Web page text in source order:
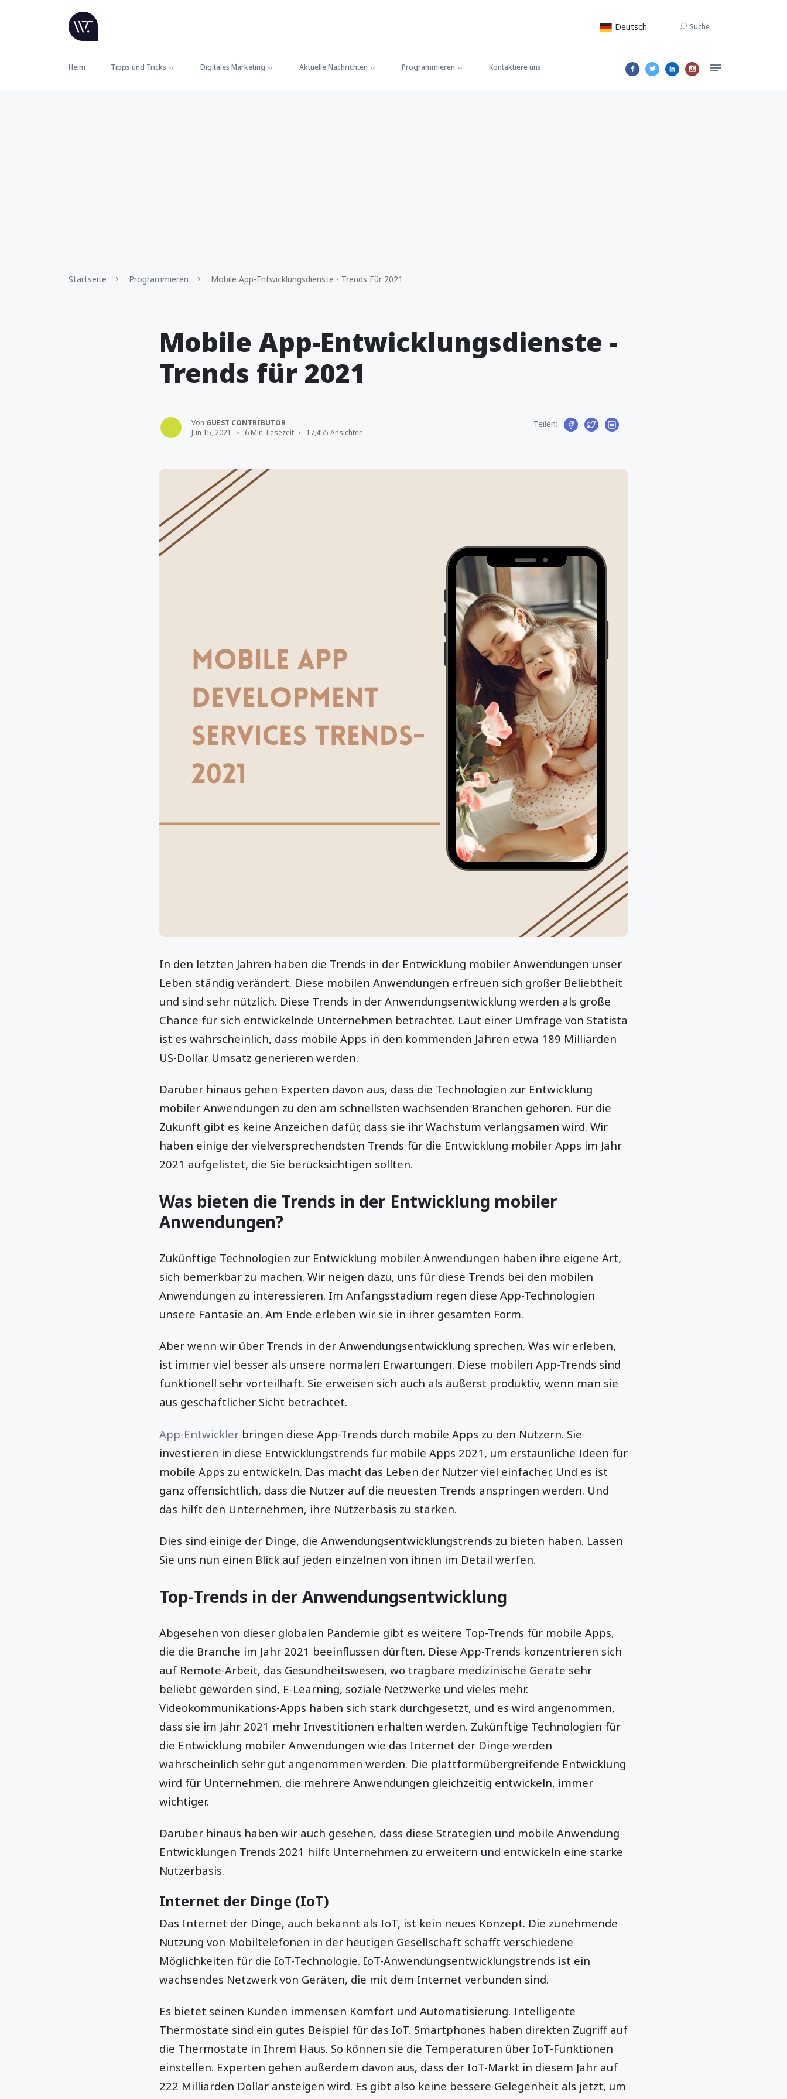
Deutsch Suche
Heim Tipps und Tricks Digitales Marketing Aktuelle Nachrichten Programmieren Kontaktiere uns
Startseite Programmieren Mobile App-Entwicklungsdienste - Trends Für 2021
Mobile App-Entwicklungsdienste -
Trends für 2021
Von GUEST CONTRIBUTOR
Jun 15, 2021
6 Min. Lesezeit 17,455 Ansichten
Teilen:
In den letzten Jahren haben die Trends in der Entwicklung mobiler Anwendungen unser
Leben ständig verändert. Diese mobilen Anwendungen erfreuen sich großer Beliebtheit
und sind sehr nützlich. Diese Trends in der Anwendungsentwicklung werden als große
Chance für sich entwickelnde Unternehmen betrachtet. Laut einer Umfrage von Statista
ist es wahrscheinlich, dass mobile Apps in den kommenden Jahren etwa 189 Milliarden
US-Dollar Umsatz generieren werden.
Darüber hinaus gehen Experten davon aus, dass die Technologien zur Entwicklung
mobiler Anwendungen zu den am schnellsten wachsenden Branchen gehören. Für die
Zukunft gibt es keine Anzeichen dafür, dass sie ihr Wachstum verlangsamen wird. Wir
haben einige der vielversprechendsten Trends für die Entwicklung mobiler Apps im Jahr
2021 aufgelistet, die Sie berücksichtigen sollten.
Was bieten die Trends in der Entwicklung mobiler
Anwendungen?
Zukünftige Technologien zur Entwicklung mobiler Anwendungen haben ihre eigene Art,
sich bemerkbar zu machen. Wir neigen dazu, uns für diese Trends bei den mobilen
Anwendungen zu interessieren. Im Anfangsstadium regen diese App-Technologien
unsere Fantasie an. Am Ende erleben wir sie in ihrer gesamten Form.
Aber wenn wir über Trends in der Anwendungsentwicklung sprechen. Was wir erleben,
ist immer viel besser als unsere normalen Erwartungen. Diese mobilen App-Trends sind
funktionell sehr vorteilhaft. Sie erweisen sich auch als äußerst produktiv, wenn man sie
aus geschäftlicher Sicht betrachtet.
App-Entwickler bringen diese App-Trends durch mobile Apps zu den Nutzern. Sie
investieren in diese Entwicklungstrends für mobile Apps 2021, um erstaunliche Ideen für
mobile Apps zu entwickeln. Das macht das Leben der Nutzer viel einfacher. Und es ist
ganz offensichtlich, dass die Nutzer auf die neuesten Trends anspringen werden. Und
das hilft den Unternehmen, ihre Nutzerbasis zu stärken.
Dies sind einige der Dinge, die Anwendungsentwicklungstrends zu bieten haben. Lassen
Sie uns nun einen Blick auf jeden einzelnen von ihnen im Detail werfen.
Top-Trends in der Anwendungsentwicklung
Abgesehen von dieser globalen Pandemie gibt es weitere Top-Trends für mobile Apps,
die die Branche im Jahr 2021 beeinflussen dürften. Diese App-Trends konzentrieren sich
auf Remote-Arbeit, das Gesundheitswesen, wo tragbare medizinische Geräte sehr
beliebt geworden sind, E-Learning, soziale Netzwerke und vieles mehr.
Videokommunikations-Apps haben sich stark durchgesetzt, und es wird angenommen,
dass sie im Jahr 2021 mehr Investitionen erhalten werden. Zukünftige Technologien für
die Entwicklung mobiler Anwendungen wie das Internet der Dinge werden
wahrscheinlich sehr gut angenommen werden. Die plattformübergreifende Entwicklung
wird für Unternehmen, die mehrere Anwendungen gleichzeitig entwickeln, immer
wichtiger.
Darüber hinaus haben wir auch gesehen, dass diese Strategien und mobile Anwendung
Entwicklungen Trends 2021 hilft Unternehmen zu erweitern und entwickeln eine starke
Nutzerbasis.
Internet der Dinge (IoT)
Das Internet der Dinge, auch bekannt als IoT, ist kein neues Konzept. Die zunehmende
Nutzung von Mobiltelefonen in der heutigen Gesellschaft schafft verschiedene
Möglichkeiten für die IoT-Technologie. IoT-Anwendungsentwicklungstrends ist ein
wachsendes Netzwerk von Geräten, die mit dem Internet verbunden sind.
Es bietet seinen Kunden immensen Komfort und Automatisierung. Intelligente
Thermostate sind ein gutes Beispiel für das IoT. Smartphones haben direkten Zugriff auf
die Thermostate in Ihrem Haus. So können sie die Temperaturen über IoT-Funktionen
einstellen. Experten gehen außerdem davon aus, dass der IoT-Markt in diesem Jahr auf
222 Milliarden Dollar ansteigen wird. Es gibt also keine bessere Gelegenheit als jetzt, um